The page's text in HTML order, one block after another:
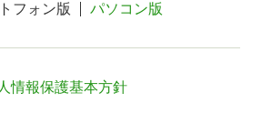
フォン版 パソコン版
情報保護基本方針